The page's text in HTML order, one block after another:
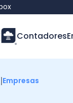
Contadores
|Empresas